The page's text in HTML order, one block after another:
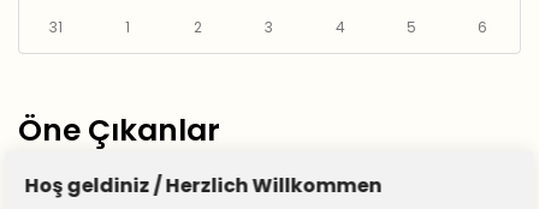
31
1 2 3 4 5 6
Öne Çıkanlar
Hoş geldiniz / Herzlich Willkommen